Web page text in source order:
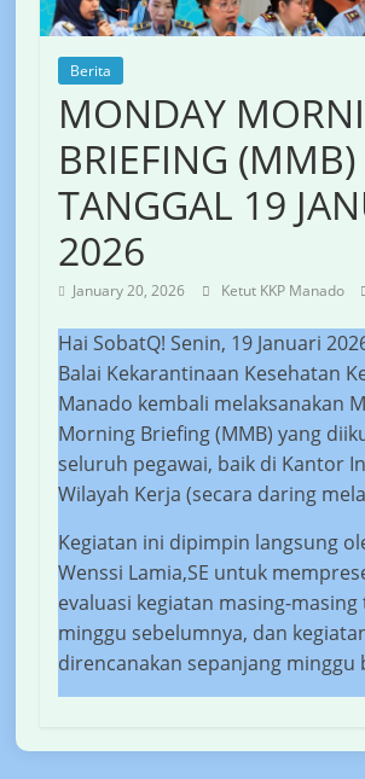
Berita
MONDAY
BRIEFING (MMB)
TANGGAL 19
2026
January 20, 2026 Ketut KKP Manado
Hai SobatQ! Senin, 19 Januari
Balai Kekarantinaan Kesehatan
Manado kembali melaksanakan
Morning Briefing (MMB) yang
seluruh pegawai, baik di Kantor
Wilayah Kerja (secara daring
Kegiatan ini dipimpin langsung
Wenssi Lamia,SE untuk
evaluasi kegiatan masing-
minggu sebelumnya, dan
direncanakan sepanjang minggu